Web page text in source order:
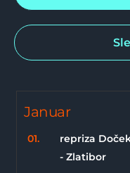
Januar
01.
repriza
- Zlatibor